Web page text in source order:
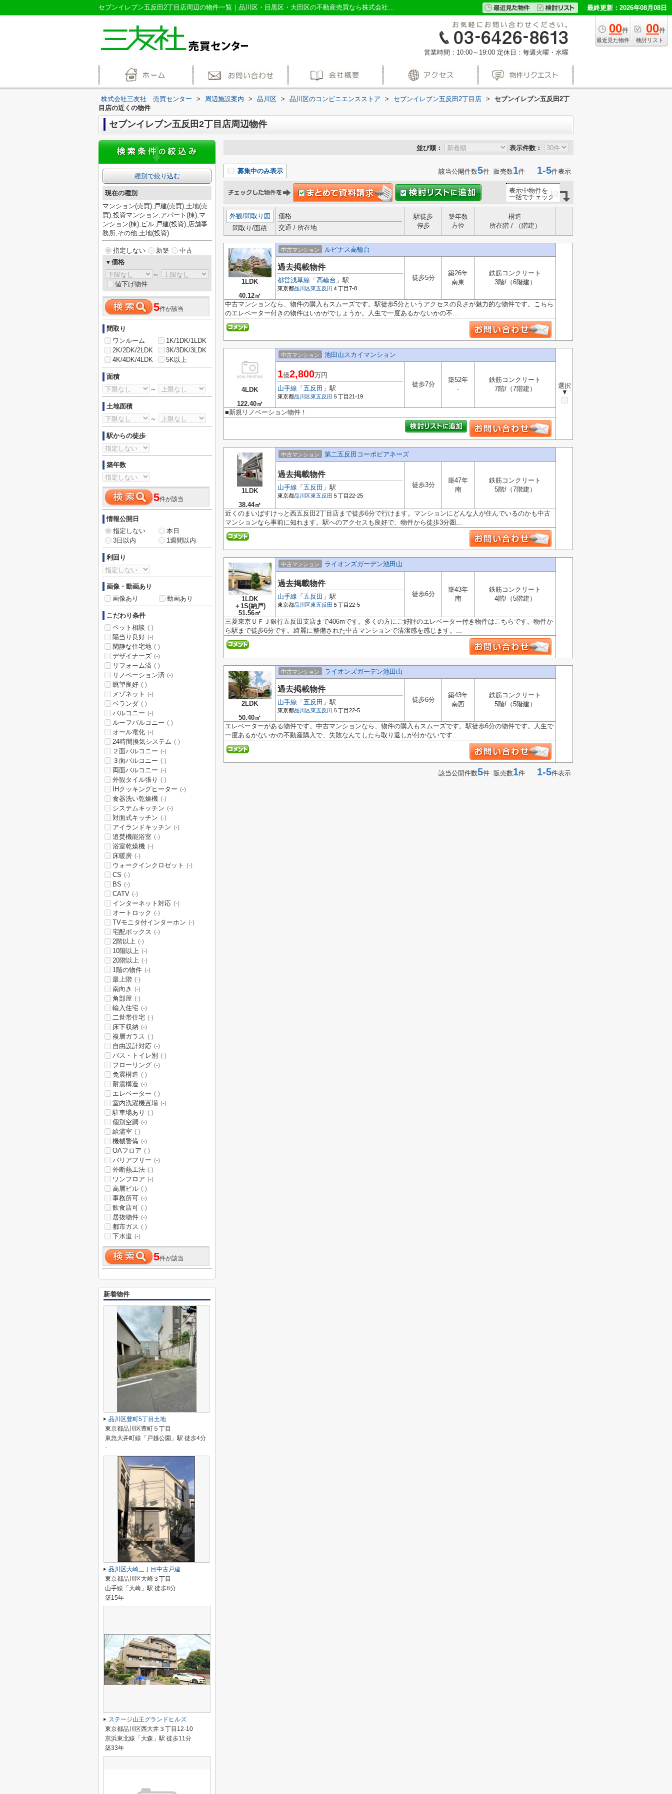
セブンイレブン五反田2丁目店周辺の物件一覧｜品川区・目黒区・大田区の不動産売買なら株式会社三友社売買センター 最終更新：2026年08月08日
00件
最近見た物件
00件
検討リスト
営業時間：10:00～19:00 定休日：毎週火曜・水曜
株式会社三友社 売買センター > 周辺施設案内 > 品川区 > 品川区のコンビニエンスストア > セブンイレブン五反田2丁目店 >
セブンイレブン五反田2丁
目店の近くの物件
セブンイレブン五反田2丁目店周辺物件
並び順： 表示件数：
募集中のみ表示 該当公開件数5件 販売数1件 1-5件表示
表示中物件を
一括でチェック
外観/間取り図
間取り/面積
価格
交通 / 所在地
駅徒歩
停歩
築年数
方位
構造
所在階 / （階建）
1LDK
40.12㎡
中古マンション ルピナス高輪台
過去掲載物件
都営浅草線 「 高輪台 」駅
東京都品川区東五反田 ４丁目7-8
徒歩5分
築26年
南東
鉄筋コンクリート
3階/（6階建）
中古マンションなら、物件の購入もスムーズです。駅徒歩5分というアクセスの良さが魅力的な物件です。こちら
のエレベーター付きの物件はいかがでしょうか。人生で一度あるかないかの不...
4LDK
122.40㎡
中古マンション 池田山スカイマンション
選択
▼
1億2,800万円
山手線 「 五反田 」駅
東京都品川区東五反田 ５丁目21-19
徒歩7分
築52年
-
鉄筋コンクリート
7階/（7階建）
■新規リノベーション物件！
1LDK
38.44㎡
中古マンション 第二五反田コーポビアネーズ
過去掲載物件
山手線 「 五反田 」駅
東京都品川区東五反田 ５丁目22-25
徒歩3分
築47年
南
鉄筋コンクリート
5階/（7階建）
近くのまいばすけっと西五反田2丁目店まで徒歩6分で行けます。マンションにどんな人が住んでいるのかも中古
マンションなら事前に知れます。駅へのアクセスも良好で、物件から徒歩3分圏...
1LDK
＋1S(納戸)
51.56㎡
中古マンション ライオンズガーデン池田山
過去掲載物件
山手線 「 五反田 」駅
東京都品川区東五反田 ５丁目22-5
徒歩6分
築43年
南
鉄筋コンクリート
4階/（5階建）
三菱東京ＵＦＪ銀行五反田支店まで406mです。多くの方にご好評のエレベーター付き物件はこちらです。物件か
ら駅まで徒歩6分です。綺麗に整備された中古マンションで清潔感を感じます。...
2LDK
50.40㎡
中古マンション ライオンズガーデン池田山
過去掲載物件
山手線 「 五反田 」駅
東京都品川区東五反田 ５丁目22-5
徒歩6分
築43年
南西
鉄筋コンクリート
5階/（5階建）
エレベーターがある物件です。中古マンションなら、物件の購入もスムーズです。駅徒歩6分の物件です。人生で
一度あるかないかの不動産購入で、失敗なんてしたら取り返しが付かないです...
該当公開件数5件 販売数1件 1-5件表示
種別で絞り込む
現在の種別
マンション(売買),戸建(売買),土地(売
買),投資マンション,アパート(棟),マ
ンション(棟),ビル,戸建(投資),店舗事
務所,その他,土地(投資)
指定しない 新築
中古
▼価格
～
値下げ物件
5件が該当
間取り
ワンルーム
1K/1DK/1LDK
2K/2DK/2LDK
3K/3DK/3LDK
4K/4DK/4LDK
5K以上
面積
～
土地面積
～
駅からの徒歩
築年数
5件が該当
情報公開日
指定しない
本日
3日以内
1週間以内
利回り
画像・動画あり
画像あり
動画あり
こだわり条件
ペット相談 (-)
陽当り良好 (-)
閑静な住宅地 (-)
デザイナーズ (-)
リフォーム済 (-)
リノベーション済 (-)
眺望良好 (-)
メゾネット (-)
ベランダ (-)
バルコニー (-)
ルーフバルコニー (-)
オール電化 (-)
24時間換気システム (-)
２面バルコニー (-)
３面バルコニー (-)
両面バルコニー (-)
外観タイル張り (-)
IHクッキングヒーター (-)
食器洗い乾燥機 (-)
システムキッチン (-)
対面式キッチン (-)
アイランドキッチン (-)
追焚機能浴室 (-)
浴室乾燥機 (-)
床暖房 (-)
ウォークインクロゼット (-)
CS (-)
BS (-)
CATV (-)
インターネット対応 (-)
オートロック (-)
TVモニタ付インターホン (-)
宅配ボックス (-)
2階以上 (-)
10階以上 (-)
20階以上 (-)
1階の物件 (-)
最上階 (-)
南向き (-)
角部屋 (-)
輸入住宅 (-)
二世帯住宅 (-)
床下収納 (-)
複層ガラス (-)
自由設計対応 (-)
バス・トイレ別 (-)
フローリング (-)
免震構造 (-)
耐震構造 (-)
エレベーター (-)
室内洗濯機置場 (-)
駐車場あり (-)
個別空調 (-)
給湯室 (-)
機械警備 (-)
OAフロア (-)
バリアフリー (-)
外断熱工法 (-)
ワンフロア (-)
高層ビル (-)
事務所可 (-)
飲食店可 (-)
居抜物件 (-)
都市ガス (-)
下水道 (-)
5件が該当
新着物件
品川区豊町5丁目土地
東京都品川区豊町５丁目
東急大井町線「戸越公園」駅 徒歩4分
-
品川区大崎三丁目中古戸建
東京都品川区大崎３丁目
山手線「大崎」駅 徒歩8分
築15年
ステージ山王グランドヒルズ
東京都品川区西大井３丁目12-10
京浜東北線「大森」駅 徒歩11分
築33年